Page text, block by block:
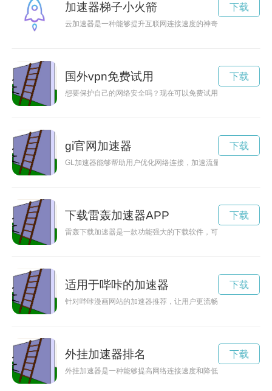
加速器梯子小火箭
云加速器是一种能够提升互联网连接速度的神奇工具，通过优
下载
国外vpn免费试用
想要保护自己的网络安全吗？现在可以免费试用VPN服务，让
下载
gi官网加速器
GL加速器能够帮助用户优化网络连接，加速流量传输速度，让
下载
下载雷轰加速器APP
雷轰下载加速器是一款功能强大的下载软件，可以帮助用户提
下载
适用于哔咔的加速器
针对哔咔漫画网站的加速器推荐，让用户更流畅地享受漫画内容
下载
外挂加速器排名
外挂加速器是一种能够提高网络连接速度和降低延迟的工具，
下载